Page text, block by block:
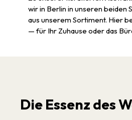
wir in Berlin in unseren beiden
aus unserem Sortiment. Hier
— für Ihr Zuhause oder das
Die Essenz des